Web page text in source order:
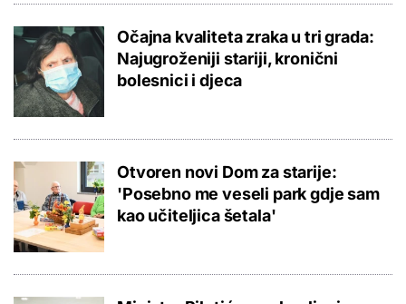
Očajna kvaliteta zraka u tri grada:
Najugroženiji stariji, kronični
bolesnici i djeca
Otvoren novi Dom za starije:
'Posebno me veseli park gdje sam
kao učiteljica šetala'